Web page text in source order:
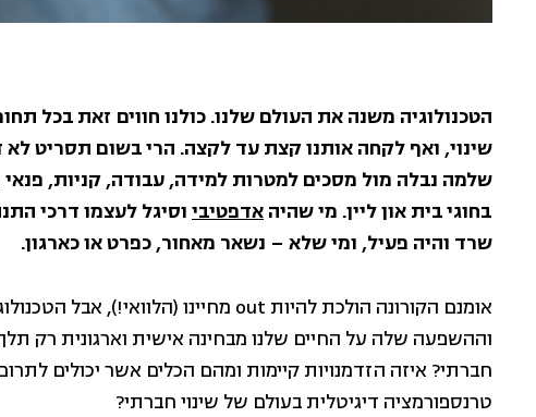
הטכנולוגיה משנה את העולם שלנו. כולנו חווים זאת בכל
שינוי, ואף לקחה אותנו קצת עד לקצה. הרי בשום תסריט לא
שלמה נבלה מול מסכים למטרות למידה, עבודה, קניות,
בחוגי בית און ליין. מי שהיה אדפטיבי וסיגל לעצמו דרכי
שרד והיה פעיל, ומי שלא – נשאר מאחור, כפרט או כארגון.
וההשפעה שלה על החיים שלנו מבחינה אישית וארגונית רק תלך
חברתי? איזה הזדמנויות קיימות ומהם הכלים אשר יכולים
טרנספורמציה דיגיטלית בעולם של שינוי חברתי?